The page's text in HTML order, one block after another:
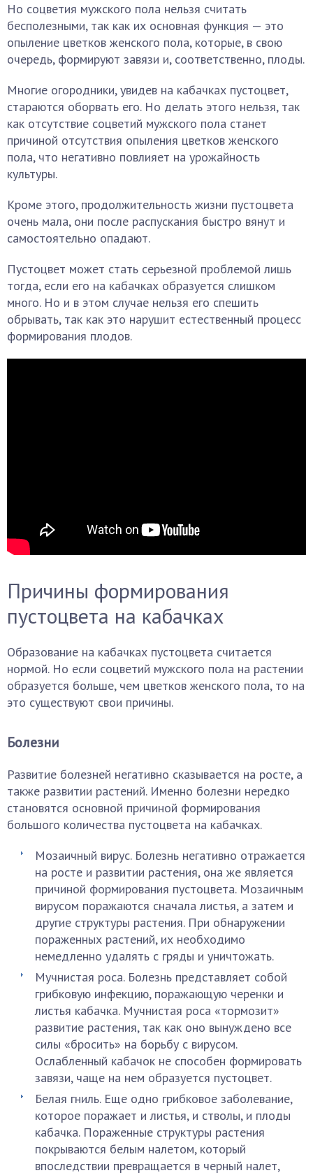
Но соцветия мужского пола нельзя считать
бесполезными, так как их основная функция — это
опыление цветков женского пола, которые, в свою
очередь, формируют завязи и, соответственно, плоды.
Многие огородники, увидев на кабачках пустоцвет,
стараются оборвать его. Но делать этого нельзя, так
как отсутствие соцветий мужского пола станет
причиной отсутствия опыления цветков женского
пола, что негативно повлияет на урожайность
культуры.
Кроме этого, продолжительность жизни пустоцвета
очень мала, они после распускания быстро вянут и
самостоятельно опадают.
Пустоцвет может стать серьезной проблемой лишь
тогда, если его на кабачках образуется слишком
много. Но и в этом случае нельзя его спешить
обрывать, так как это нарушит естественный процесс
формирования плодов.
Причины формирования
пустоцвета на кабачках
Образование на кабачках пустоцвета считается
нормой. Но если соцветий мужского пола на растении
образуется больше, чем цветков женского пола, то на
это существуют свои причины.
Болезни
Развитие болезней негативно сказывается на росте, а
также развитии растений. Именно болезни нередко
становятся основной причиной формирования
большого количества пустоцвета на кабачках.
Мозаичный вирус. Болезнь негативно отражается
на росте и развитии растения, она же является
причиной формирования пустоцвета. Мозаичным
вирусом поражаются сначала листья, а затем и
другие структуры растения. При обнаружении
пораженных растений, их необходимо
немедленно удалять с гряды и уничтожать.
Мучнистая роса. Болезнь представляет собой
грибковую инфекцию, поражающую черенки и
листья кабачка. Мучнистая роса «тормозит»
развитие растения, так как оно вынуждено все
силы «бросить» на борьбу с вирусом.
Ослабленный кабачок не способен формировать
завязи, чаще на нем образуется пустоцвет.
Белая гниль. Еще одно грибковое заболевание,
которое поражает и листья, и стволы, и плоды
кабачка. Пораженные структуры растения
покрываются белым налетом, который
впоследствии превращается в черный налет,